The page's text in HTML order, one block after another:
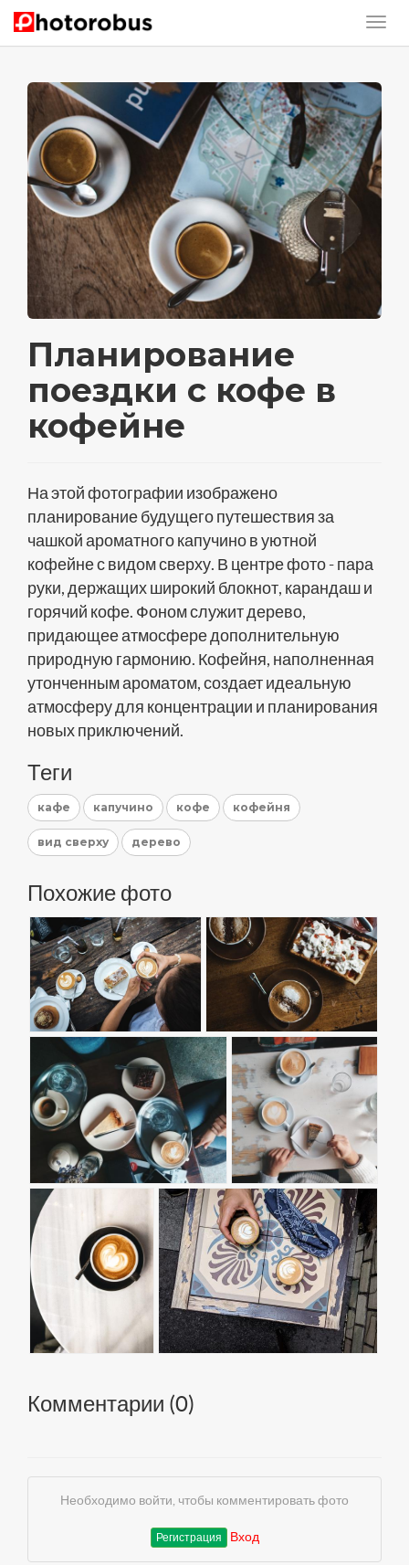
Планирование
поездки с кофе в
кофейне
На этой фотографии изображено
планирование будущего путешествия за
чашкой ароматного капучино в уютной
кофейне с видом сверху. В центре фото - пара
руки, держащих широкий блокнот, карандаш и
горячий кофе. Фоном служит дерево,
придающее атмосфере дополнительную
природную гармонию. Кофейня, наполненная
утонченным ароматом, создает идеальную
атмосферу для концентрации и планирования
новых приключений.
Теги
кафе капучино кофе кофейня
вид сверху дерево
Похожие фото
Комментарии (0)
Необходимо войти, чтобы комментировать фото
Регистрация Вход